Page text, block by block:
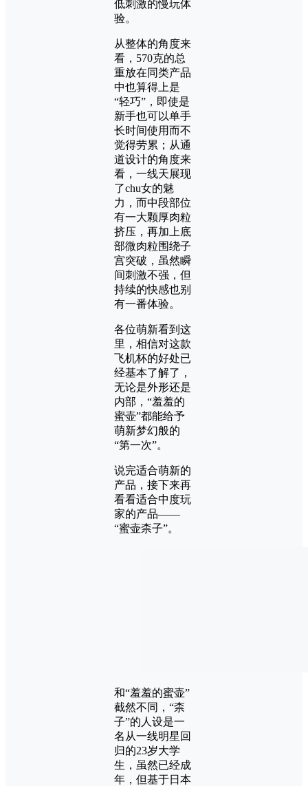
低刺激的慢玩体
验。
从整体的角度来
看，570克的总
重放在同类产品
中也算得上是
“轻巧”，即使是
新手也可以单手
长时间使用而不
觉得劳累；从通
道设计的角度来
看，一线天展现
了chu女的魅
力，而中段部位
有一大颗厚肉粒
挤压，再加上底
部微肉粒围绕子
宫突破，虽然瞬
间刺激不强，但
持续的快感也别
有一番体验。
各位萌新看到这
里，相信对这款
飞机杯的好处已
经基本了解了，
无论是外形还是
内部，“羞羞的
蜜壶”都能给予
萌新梦幻般的
“第一次”。
说完适合萌新的
产品，接下来再
看看适合中度玩
家的产品——
“蜜壶柰子”。
和“羞羞的蜜壶”
截然不同，“柰
子”的人设是一
名从一线明星回
归的23岁大学
生，虽然已经成
年，但基于日本